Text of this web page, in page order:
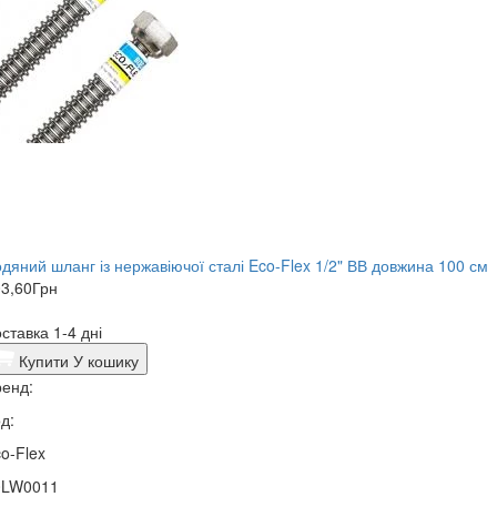
шланг із нержавіючої сталі Eco-Flex 1/2" ВВ довжина 100 см
Грн
1-4 дні
Купити У кошику
Flex